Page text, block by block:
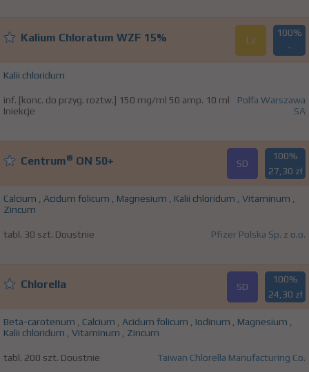
Kalium Chloratum WZF 15% Lz
100%
-
Kalii chloridum
inf. [konc. do przyg. roztw.] 150 mg/ml 50 amp. 10 ml
Iniekcje
Polfa Warszawa
SA
Centrum® ON 50+ SD
100%
27,30 zł
Calcium , Acidum folicum , Magnesium , Kalii chloridum , Vitaminum ,
Zincum
tabl. 30 szt. Doustnie Pfizer Polska Sp. z o.o.
Chlorella SD
100%
24,30 zł
Beta-carotenum , Calcium , Acidum folicum , Iodinum , Magnesium ,
Kalii chloridum , Vitaminum , Zincum
tabl. 200 szt. Doustnie Taiwan Chlorella Manufacturing Co.